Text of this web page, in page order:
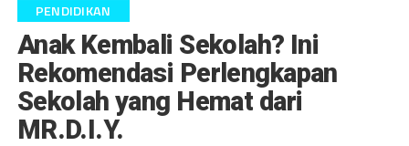
PENDIDIKAN
Anak Kembali Sekolah? Ini
Rekomendasi Perlengkapan
Sekolah yang Hemat dari
MR.D.I.Y.